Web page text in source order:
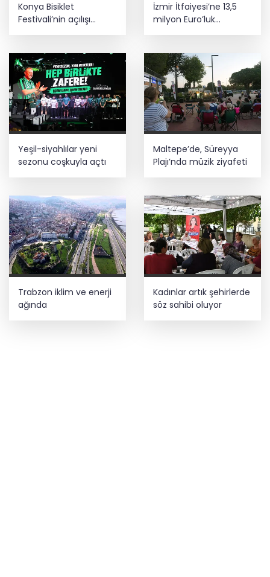
Konya Bisiklet
Festivali’nin açılışı
coşkuyla gerçekleşti
İzmir İtfaiyesi’ne 13,5
milyon Euro’luk
teknoloji yatırımı
Yeşil-siyahlılar yeni
sezonu coşkuyla açtı
Maltepe’de, Süreyya
Plajı’nda müzik ziyafeti
Trabzon iklim ve enerji
ağında
Kadınlar artık şehirlerde
söz sahibi oluyor